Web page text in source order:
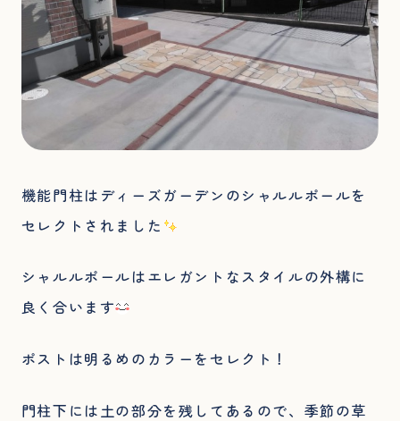
機能門柱はディーズガーデンのシャルルポールを
セレクトされました
シャルルポールはエレガントなスタイルの外構に
良く合います
ポストは明るめのカラーをセレクト！
門柱下には土の部分を残してあるので、季節の草